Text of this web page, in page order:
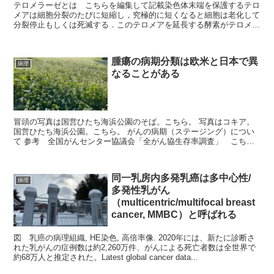
テロメラーゼとは こちらを編集して記載染色体末端を保護するテロ
メアは細胞分裂のたびに短縮し，究極的に短くなると細胞は老化して
分裂停止もしくは死滅する．このテロメアを延長する酵素がテロメラ
病理
腫瘍の病期分類は欧米と日本で異
なることがある
冒頭の写真は国営ひたち海浜公園のそば。こちら。 写真はコキア。
国営ひたち海浜公園。こちら。 がんの病期（ステージング）につい
て 参考 全国がんセンター協議会「全がん協生存率調査」 こち
病理
同一乳房内多発乳癌は多中心性/
多発性乳がん
（multicentric/multifocal breast
cancer, MMBC）と呼ばれる
図 乳癌の病理組織, HE染色, 高倍率像. 2020年には、新たに診断さ
れた乳がんの症例数は約2,260万件、がんによる死亡者数は全世界で
約68万人と推定された。Latest global cancer data...